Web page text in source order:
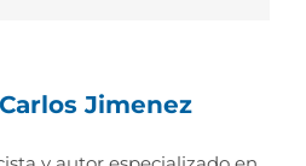
Carlos Jimenez